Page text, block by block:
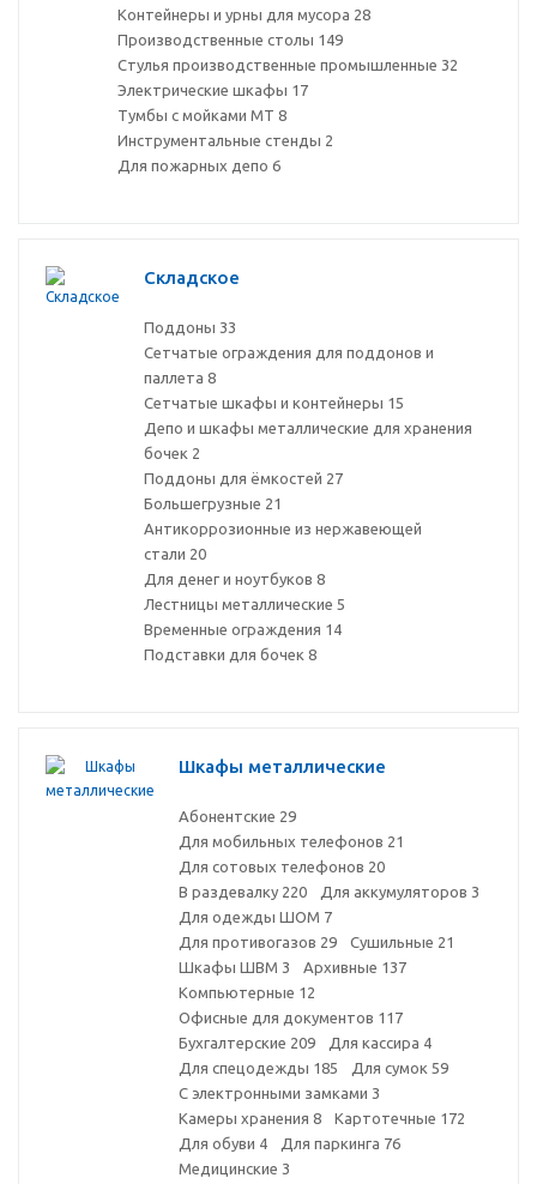
Контейнеры и урны для мусора 28
Производственные столы 149
Стулья производственные промышленные 32
Электрические шкафы 17
Тумбы с мойками МТ 8
Инструментальные стенды 2
Для пожарных депо 6
Складское
Поддоны 33
Сетчатые ограждения для поддонов и
паллета 8
Сетчатые шкафы и контейнеры 15
Депо и шкафы металлические для хранения
бочек 2
Поддоны для ёмкостей 27
Большегрузные 21
Антикоррозионные из нержавеющей
стали 20
Для денег и ноутбуков 8
Лестницы металлические 5
Временные ограждения 14
Подставки для бочек 8
Шкафы металлические
Абонентские 29
Для мобильных телефонов 21
Для сотовых телефонов 20
В раздевалку 220 Для аккумуляторов 3
Для одежды ШОМ 7
Для противогазов 29 Сушильные 21
Шкафы ШВМ 3 Архивные 137
Компьютерные 12
Офисные для документов 117
Бухгалтерские 209 Для кассира 4
Для спецодежды 185 Для сумок 59
С электронными замками 3
Камеры хранения 8 Картотечные 172
Для обуви 4 Для паркинга 76
Медицинские 3